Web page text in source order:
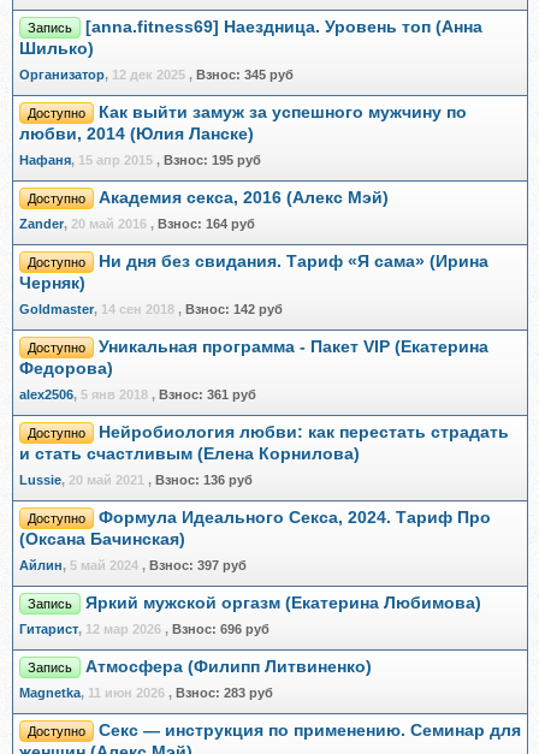
Запись
[anna.fitness69] Наездница. Уровень топ (Анна
Шилько)
Организатор, 12 дек 2025 , Взнос: 345 руб
Доступно
Как выйти замуж за успешного мужчину по
любви, 2014 (Юлия Ланске)
Нафаня, 15 апр 2015 , Взнос: 195 руб
Доступно Академия секса, 2016 (Алекс Мэй)
Zander, 20 май 2016 , Взнос: 164 руб
Доступно
Ни дня без свидания. Тариф «Я сама» (Ирина
Черняк)
Goldmaster, 14 сен 2018 , Взнос: 142 руб
Доступно
Уникальная программа - Пакет VIP (Екатерина
Федорова)
alex2506, 5 янв 2018 , Взнос: 361 руб
Доступно
Нейробиология любви: как перестать страдать
и стать счастливым (Елена Корнилова)
Lussie, 20 май 2021 , Взнос: 136 руб
Доступно
Формула Идеального Секса, 2024. Тариф Про
(Оксана Бачинская)
Айлин, 5 май 2024 , Взнос: 397 руб
Запись Яркий мужской оргазм (Екатерина Любимова)
Гитарист, 12 мар 2026 , Взнос: 696 руб
Запись Атмосфера (Филипп Литвиненко)
Magnetka, 11 июн 2026 , Взнос: 283 руб
Доступно
Секс — инструкция по применению. Семинар для